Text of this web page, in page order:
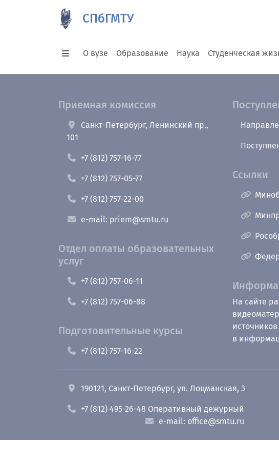
СПбГМТУ
О вузе Образование Наука Студенческая
Приемная комиссия
Санкт-Петербург, Ленинский пр.,
101
+7 (812) 757-16-77
+7 (812) 757-05-77
+7 (812) 757-22-00
e-mail: priem@smtu.ru
Отдел оплаты образовательных
услуг
+7 (812) 757-06-11
+7 (812) 757-06-88
Подготовительные курсы
+7 (812) 757-16-22
Ссылки
На сайте
в
190121, Санкт-Петербург, ул. Лоцманская, 3
+7 (812) 495-26-48 Оперативный дежурный
e-mail: office@smtu.ru